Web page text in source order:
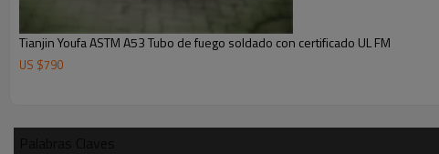
Tianjin Youfa ASTM A53 Tubo de fuego soldado con certificado UL FM
US $790